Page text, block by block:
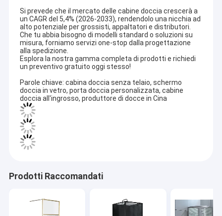
Si prevede che il mercato delle cabine doccia crescerà a
un CAGR del 5,4% (2026-2033), rendendolo una nicchia ad
alto potenziale per grossisti, appaltatori e distributori.
Che tu abbia bisogno di modelli standard o soluzioni su
misura, forniamo servizi one-stop dalla progettazione
alla spedizione.
Esplora la nostra gamma completa di prodotti e richiedi
un preventivo gratuito oggi stesso!
Parole chiave: cabina doccia senza telaio, schermo
doccia in vetro, porta doccia personalizzata, cabine
doccia all'ingrosso, produttore di docce in Cina
Prodotti Raccomandati